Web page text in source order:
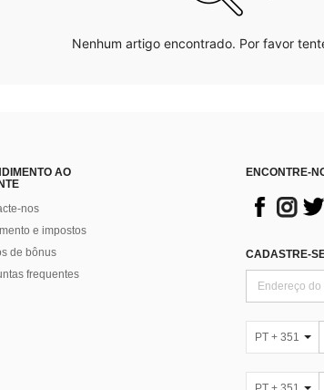
Nenhum artigo encontrado. Por favor
AO
nos
e impostos
de bônus
frequentes
ENCONTRE-
CADASTRE-
PT + 351